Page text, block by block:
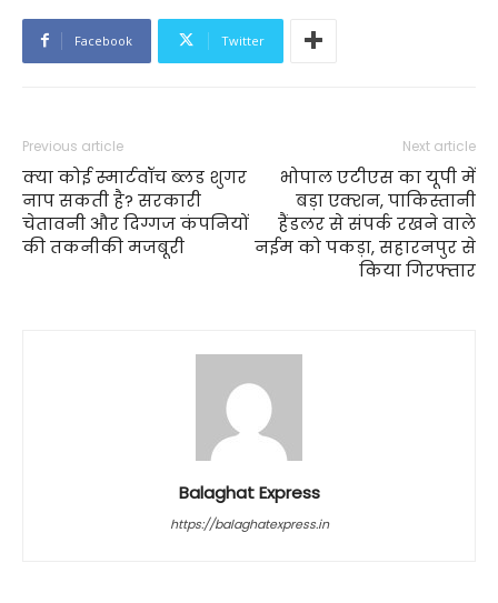
Facebook Twitter
Previous article
क्या कोई स्मार्टवॉच ब्लड शुगर
नाप सकती है? सरकारी
चेतावनी और दिग्गज कंपनियों
की तकनीकी मजबूरी
Next article
भोपाल एटीएस का यूपी में
बड़ा एक्शन, पाकिस्तानी
हैंडलर से संपर्क रखने वाले
नईम को पकड़ा, सहारनपुर से
किया गिरफ्तार
Balaghat Express
https://balaghatexpress.in